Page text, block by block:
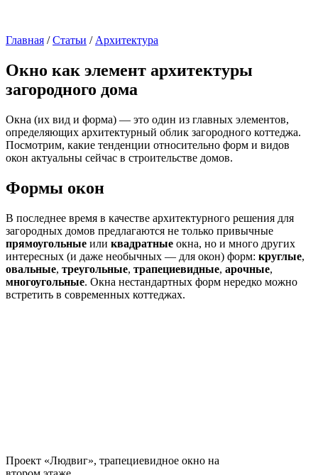
Главная /Статьи / Архитектура
Окно как элемент архитектуры
загородного дома
Окна (их вид и форма) — это один из главных элементов,
определяющих архитектурный облик загородного коттеджа.
Посмотрим, какие тенденции относительно форм и видов
окон актуальны сейчас в строительстве домов.
Формы окон
В последнее время в качестве архитектурного решения для
загородных домов предлагаются не только привычные
прямоугольные или квадратные окна, но и много других
интересных (и даже необычных — для окон) форм: круглые,
овальные, треугольные, трапециевидные, арочные,
многоугольные. Окна нестандартных форм нередко можно
встретить в современных коттеджах.
Проект «Людвиг», трапециевидное окно на